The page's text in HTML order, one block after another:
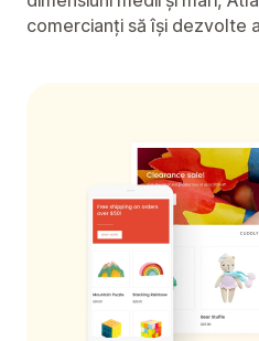
comercianți să își dezvolte